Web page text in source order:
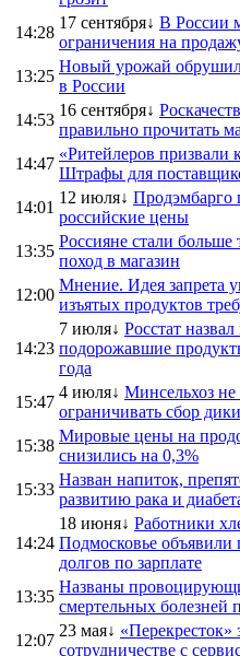
14:28
17 сентября↓ В России
ограничения на
13:25
Новый урожай
в России
14:53
16 сентября↓
правильно прочитать
14:47
«Ритейлеров призвали
Штрафы для
14:01
12 июля↓ Продэмбарго
российские цены
13:35
Россияне стали больше
поход в магазин
12:00
Мнение. Идея запрета
изъятых продуктов
14:23
7 июля↓ Росстат
подорожавшие
года
15:47
4 июля↓ Минсельхоз не
ограничивать сбор
15:38
Мировые цены на
снизились на 0,3%
15:33
Назван напиток,
развитию рака и
14:24
18 июня↓ Работники
Подмосковье объявили
долгов по зарплате
13:35
Названы
смертельных болезней
12:07
23 мая↓ «Перекресток»
сотрудничестве с